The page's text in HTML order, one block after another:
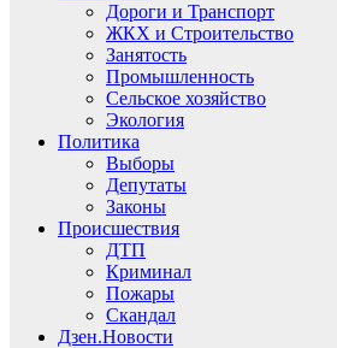
Дороги и Транспорт
ЖКХ и Строительство
Занятость
Промышленность
Сельское хозяйство
Экология
Политика
Выборы
Депутаты
Законы
Происшествия
ДТП
Криминал
Пожары
Скандал
Дзен.Новости